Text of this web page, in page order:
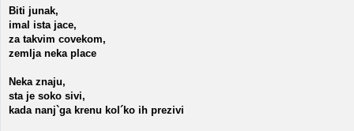
Biti junak,
imal ista jace,
za takvim covekom,
zemlja neka place
Neka znaju,
sta je soko sivi,
kada nanj`ga krenu kol´ko ih prezivi